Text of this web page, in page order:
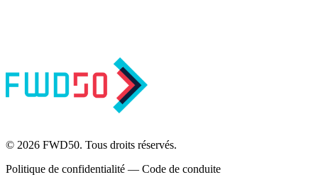
© 2026 FWD50. Tous droits réservés.
Politique de confidentialité — Code de conduite